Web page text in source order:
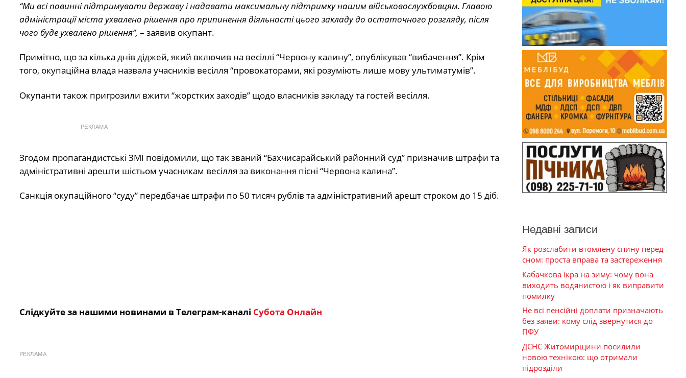
“Ми всі повинні підтримувати державу і надавати максимальну підтримку нашим військовослужбовцям. Главою
адміністрації міста ухвалено рішення про припинення діяльності цього закладу до остаточного розгляду, після
чого буде ухвалено рішення”, – заявив окупант.
Примітно, що за кілька днів діджей, який включив на весіллі “Червону калину”, опублікував “вибачення”. Крім
того, окупаційна влада назвала учасників весілля “провокаторами, які розуміють лише мову ультиматумів”.
Окупанти також пригрозили вжити “жорстких заходів” щодо власників закладу та гостей весілля.
РЕКЛАМА
Згодом пропагандистські ЗМІ повідомили, що так званий “Бахчисарайський районний суд” призначив штрафи та
адміністративні арешти шістьом учасникам весілля за виконання пісні “Червона калина”.
Санкція окупаційного “суду” передбачає штрафи по 50 тисяч рублів та адміністративний арешт строком до 15 діб.
Слідкуйте за нашими новинами в Телеграм-каналі Субота Онлайн
РЕКЛАМА
Недавні записи
Як розслабити втомлену спину перед
сном: проста вправа та застереження
Кабачкова ікра на зиму: чому вона
виходить водянистою і як виправити
помилку
Не всі пенсійні доплати призначають
без заяви: кому слід звернутися до
ПФУ
ДСНС Житомирщини посилили
новою технікою: що отримали
підрозділи